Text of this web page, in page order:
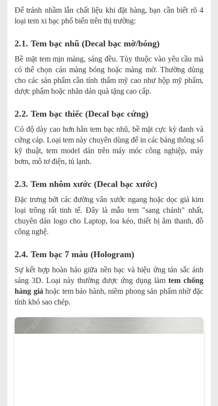
Để tránh nhầm lẫn chất liệu khi đặt hàng, bạn cần biết rõ 4
loại tem xi bạc phổ biến trên thị trường:
2.1. Tem bạc nhũ (Decal bạc mờ/bóng)
Bề mặt tem mịn màng, sáng đều. Tùy thuộc vào yêu cầu mà
có thể chọn cán màng bóng hoặc màng mờ. Thường dùng
cho các sản phẩm cần tính thẩm mỹ cao như hộp mỹ phẩm,
dược phẩm hoặc nhãn dán quà tặng cao cấp.
2.2. Tem bạc thiếc (Decal bạc cứng)
Có độ dày cao hơn hẳn tem bạc nhũ, bề mặt cực kỳ đanh và
cứng cáp. Loại tem này chuyên dùng để in các bảng thông số
kỹ thuật, tem model dán trên máy móc công nghiệp, máy
bơm, mô tơ điện, tủ lạnh.
2.3. Tem nhôm xước (Decal bạc xước)
Đặc trưng bởi các đường vân xước ngang hoặc dọc giả kim
loại trông rất tinh tế. Đây là mẫu tem "sang chảnh" nhất,
chuyên dán logo cho Laptop, loa kéo, thiết bị âm thanh, đồ
công nghệ.
2.4. Tem bạc 7 màu (Hologram)
Sự kết hợp hoàn hảo giữa nền bạc và hiệu ứng tán sắc ánh
sáng 3D. Loại này thường được ứng dụng làm tem chống
hàng giả hoặc tem bảo hành, niêm phong sản phẩm nhờ đặc
tính khó sao chép.